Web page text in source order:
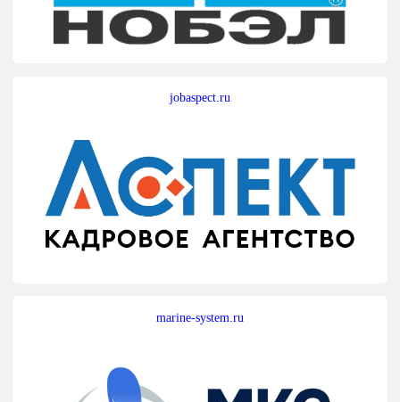
jobaspect.ru
marine-system.ru